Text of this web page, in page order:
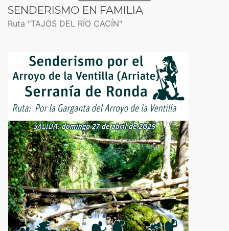
SENDERISMO EN FAMILIA
Ruta "TAJOS DEL RÍO CACÍN"